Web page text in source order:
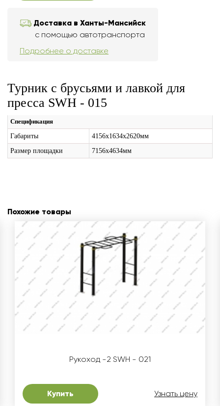
Доставка в Ханты-Мансийск
с помощью автотранспорта
Подробнее о доставке
Турник с брусьями и лавкой для
пресса SWH - 015
Спецификация
Габариты
4156х1634х2620мм
Размер площадки
7156х4634мм
Похожие товары
Рукоход -2 SWH - 021
Купить Узнать цену